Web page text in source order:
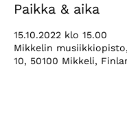
Paikka & aika
15.10.2022 klo 15.00
Mikkelin
10, 50100 Mikkeli,